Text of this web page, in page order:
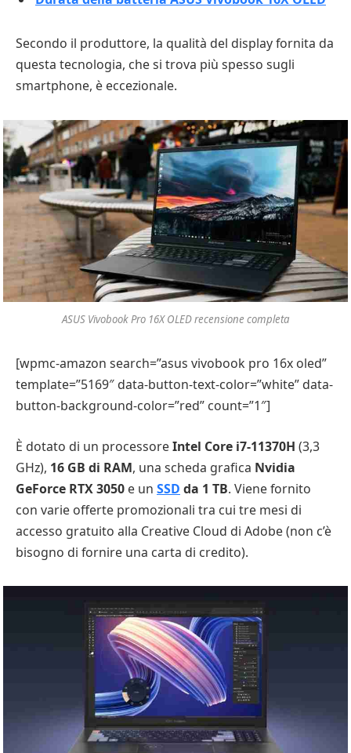
Secondo il produttore, la qualità del display fornita da
questa tecnologia, che si trova più spesso sugli
smartphone, è eccezionale.
ASUS Vivobook Pro 16X OLED recensione completa
[wpmc-amazon search=”asus vivobook pro 16x oled”
template=”5169″ data-button-text-color=”white” data-
button-background-color=”red” count=”1″]
È dotato di un processoreIntel Core i7-11370H (3,3
GHz), 16 GB di RAM, una scheda grafica Nvidia
GeForce RTX 3050 e un SSD da 1 TB. Viene fornito
con varie offerte promozionali tra cui tre mesi di
accesso gratuito alla Creative Cloud di Adobe (non c’è
bisogno di fornire una carta di credito).